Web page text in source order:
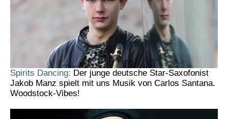
Spirits Dancing: Der junge deutsche Star-Saxofonist
Jakob Manz spielt mit uns Musik von Carlos Santana.
Woodstock-Vibes!